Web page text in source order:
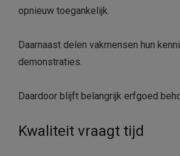
opnieuw toegankelijk.
Daarnaast delen vakmensen hun
demonstraties.
Daardoor blijft belangrijk erfgoed
Kwaliteit vraagt tijd